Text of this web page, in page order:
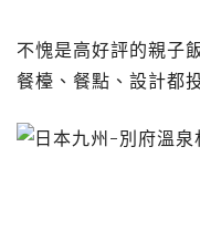
不愧是高好評的親子
餐檯、餐點、設計都